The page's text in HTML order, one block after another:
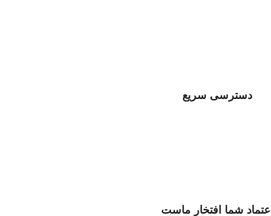
دسترسی سریع
اعتماد شما افتخار ماست